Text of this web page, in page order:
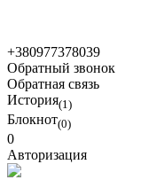
+380977378039
Обратный звонок
Обратная связь
История(1)
Блокнот(0)
0
Авторизация